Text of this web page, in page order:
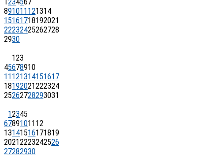
1234567
891011 121314
15161718192021
22232425262728
2930
123
45678910
11 121314151617
18192021222324
25262728293031
12345
67891011 12
13141516171819
20212223242526
27282930